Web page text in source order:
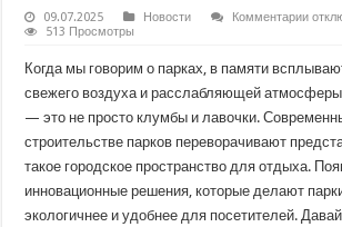
09.07.2025 Новости Комментариик
в
как
зоны
513 Просмотры
Когда мы говорим о парках, в памяти
свежего воздуха и расслабляющей
— это не просто клумбы и лавочки.
строительстве парков переворачивают
такое городское пространство для отдыха.
инновационные решения, которые делают
экологичнее и удобнее для посетителей.